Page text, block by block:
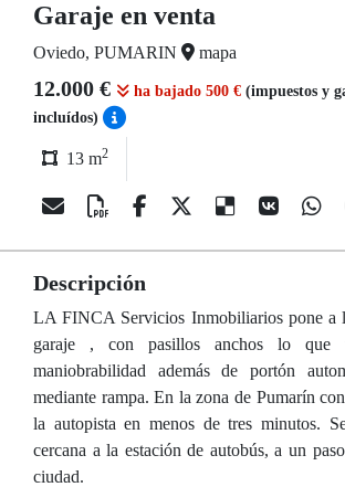
Garaje en venta
Oviedo, PUMARIN mapa
12.000 € ha bajado 500 € (impuestos y
incluídos)
13 m2
Descripción
LA FINCA Servicios Inmobiliarios pone a
garaje , con pasillos anchos lo que
maniobrabilidad además de portón
mediante rampa. En la zona de Pumarín
la autopista en menos de tres minutos.
cercana a la estación de autobús, a un
ciudad.